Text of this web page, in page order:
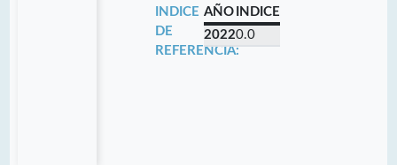
INDICE
DE
REFERENCIA:
AÑO INDICE
20220.0